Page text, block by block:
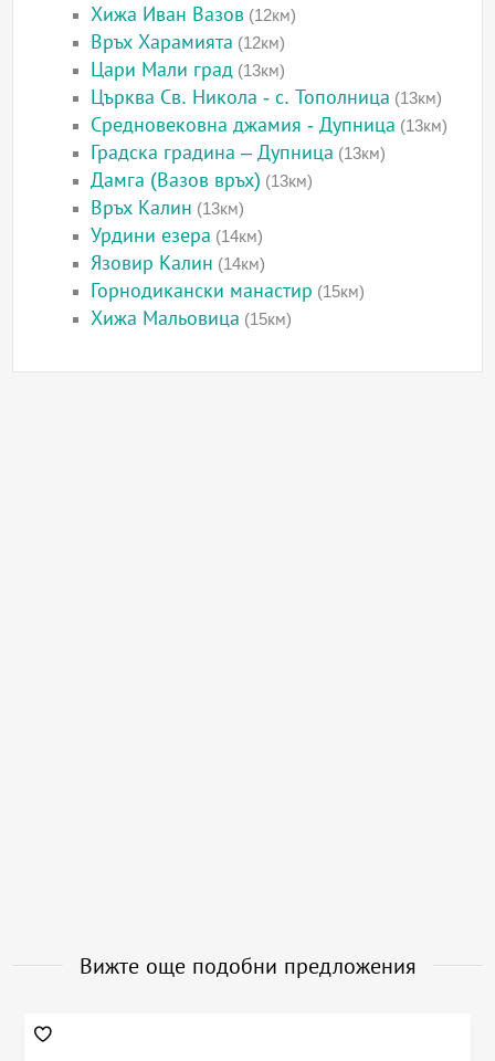
Хижа Иван Вазов (12км)
Връх Харамията (12км)
Цари Мали град (13км)
Църква Св. Никола - с. Тополница (13км)
Средновековна джамия - Дупница (13км)
Градска градина – Дупница (13км)
Дамга (Вазов връх) (13км)
Връх Калин (13км)
Урдини езера (14км)
Язовир Калин (14км)
Горнодикански манастир (15км)
Хижа Мальовица (15км)
Вижте още подобни предложения